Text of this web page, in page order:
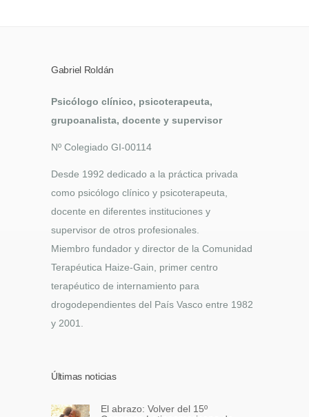
Gabriel Roldán
Psicólogo clínico, psicoterapeuta,
grupoanalista, docente y supervisor
Nº Colegiado GI-00114
Desde 1992 dedicado a la práctica privada
como psicólogo clínico y psicoterapeuta,
docente en diferentes instituciones y
supervisor de otros profesionales.
Miembro fundador y director de la Comunidad
Terapéutica Haize-Gain, primer centro
terapéutico de internamiento para
drogodependientes del País Vasco entre 1982
y 2001.
Últimas noticias
El abrazo: Volver del 15º